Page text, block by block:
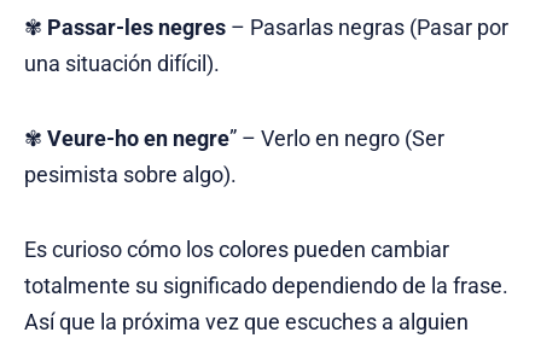
✾ Passar-les negres – Pasarlas negras (Pasar por
una situación difícil).
✾ Veure-ho en negre” – Verlo en negro (Ser
pesimista sobre algo).
Es curioso cómo los colores pueden cambiar
totalmente su significado dependiendo de la frase.
Así que la próxima vez que escuches a alguien